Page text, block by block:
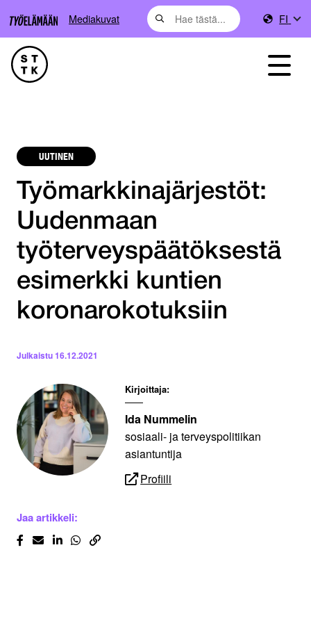
Mediakuvat FI
UUTINEN
Työmarkkinajärjestöt:
Uudenmaan
työterveyspäätöksestä
esimerkki kuntien
koronarokotuksiin
Julkaistu16.12.2021
Kirjoittaja:
Ida Nummelin
sosiaali- ja terveyspolitiikan
asiantuntija
Profiili
Jaa artikkeli: